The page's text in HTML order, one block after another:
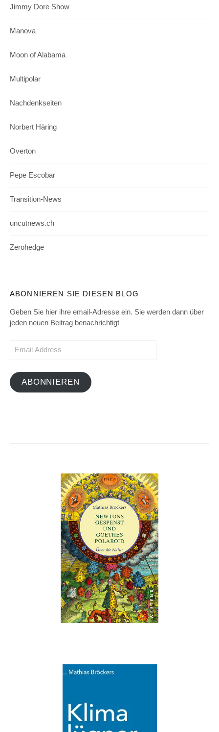
Jimmy Dore Show
Manova
Moon of Alabama
Multipolar
Nachdenkseiten
Norbert Häring
Overton
Pepe Escobar
Transition-News
uncutnews.ch
Zerohedge
ABONNIEREN SIE DIESEN BLOG
Geben Sie hier ihre email-Adresse ein. Sie werden dann über
jeden neuen Beitrag benachrichtigt
ABONNIEREN